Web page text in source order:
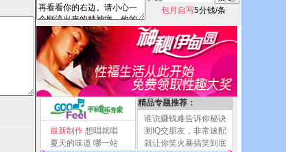
包月自写5分钱/条
最新制作 想唱就唱
夏天的味道 哪一站
精品专题推荐：
谁说赚钱难告诉你秘诀
测IQ交朋友，非常速配
就让你笑火暴搞笑到底